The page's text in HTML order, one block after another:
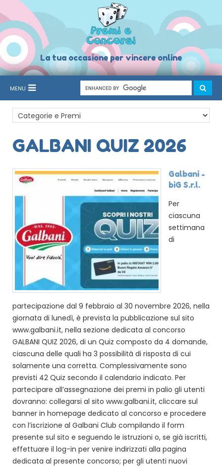
La tua occasione per vincere online
MENU
GALBANI QUIZ 2026
Galbani -
biG S.r.l.
Per
ciascuna
settimana
di
partecipazione dal 9 febbraio al 30 novembre 2026, nella
giornata di lunedì, è prevista la pubblicazione sul sito
www.galbani.it, nella sezione dedicata al concorso
GALBANI QUIZ 2026, di un Quiz composto da 4 domande,
ciascuna delle quali ha 3 possibilità di risposta di cui
solamente una corretta. Complessivamente sono
previsti 42 Quiz secondo il calendario indicato. Per
partecipare all’assegnazione dei premi in palio gli utenti
dovranno: collegarsi al sito www.galbani.it, cliccare sul
banner in homepage dedicato al concorso e procedere
con l’iscrizione al Galbani Club compilando il form
presente sul sito e seguendo le istruzioni o, se già iscritti,
effettuare il log-in per venire indirizzati alla pagina
dedicata al presente concorso; per gli utenti nuovi